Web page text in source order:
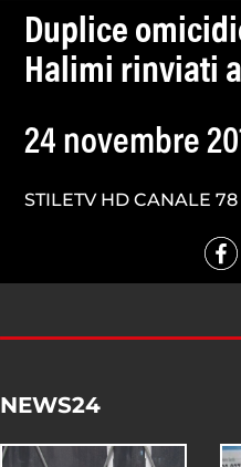
Duplice
Halimi rinviati
24 novembre
STILETV HD CANALE
NEWS24